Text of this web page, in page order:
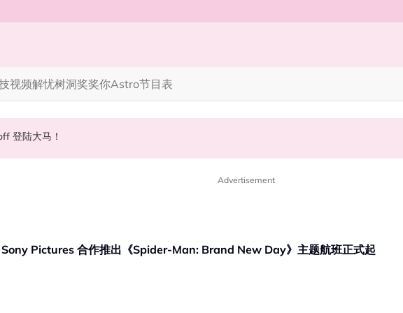
视频解忧树洞奖奖你Astro节目表
专场 《笑笑笑笑丧》”！10月31日登场
曝光！“替完蜘蛛人，马上又去演忍者”
登陆大马！
Advertisement
Pictures 合作推出《Spider-Man: Brand New Day》主题航班正式起